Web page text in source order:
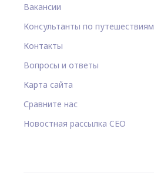
Вакансии
Консультанты по путешествиям
Контакты
Вопросы и ответы
Карта сайта
Сравните нас
Новостная рассылка CEO